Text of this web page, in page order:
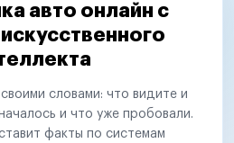
авто онлайн с
словами: что видите и
и что уже пробовали.
факты по системам